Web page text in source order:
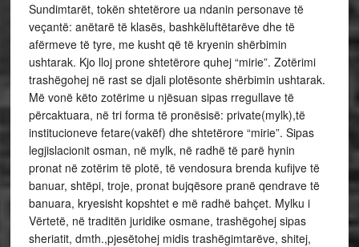
Sundimtarët, tokën shtetërore ua ndanin personave të
veçantë: anëtarë të klasës, bashkëluftëtarëve dhe të
afërmeve të tyre, me kusht që të kryenin shërbimin
ushtarak. Kjo lloj prone shtetërore quhej “mirie”. Zotërimi
trashëgohej në rast se djali plotësonte shërbimin ushtarak.
Më vonë këto zotërime u njësuan sipas rregullave të
përcaktuara, në tri forma të pronësisë: private(mylk),të
institucioneve fetare(vakëf) dhe shtetërore “mirie”. Sipas
legjislacionit osman, në mylk, në radhë të parë hynin
pronat në zotërim të plotë, të vendosura brenda kufijve të
banuar, shtëpi, troje, pronat bujqësore pranë qendrave të
banuara, kryesisht kopshtet e më radhë bahçet. Mylku i
Vërtetë, në traditën juridike osmane, trashëgohej sipas
sheriatit, dmth.,pjesëtohej midis trashëgimtarëve, shitej,